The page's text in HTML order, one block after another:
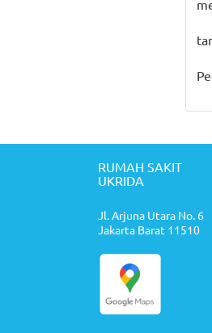
RUMAH SAKIT
UKRIDA
Jl. Arjuna Utara No. 6
Jakarta Barat 11510